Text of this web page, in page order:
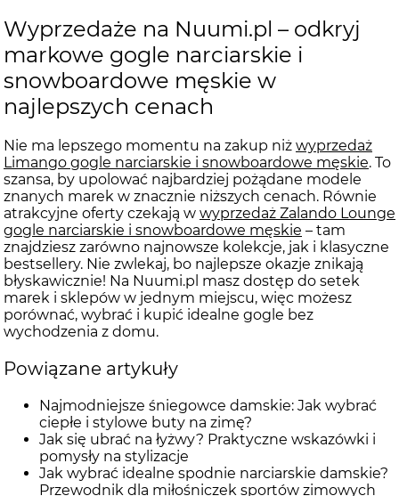
Wyprzedaże na Nuumi.pl – odkryj
markowe gogle narciarskie i
snowboardowe męskie w
najlepszych cenach
Nie ma lepszego momentu na zakup niż wyprzedaż
Limango gogle narciarskie i snowboardowe męskie. To
szansa, by upolować najbardziej pożądane modele
znanych marek w znacznie niższych cenach. Równie
atrakcyjne oferty czekają w wyprzedaż Zalando Lounge
gogle narciarskie i snowboardowe męskie – tam
znajdziesz zarówno najnowsze kolekcje, jak i klasyczne
bestsellery. Nie zwlekaj, bo najlepsze okazje znikają
błyskawicznie! Na Nuumi.pl masz dostęp do setek
marek i sklepów w jednym miejscu, więc możesz
porównać, wybrać i kupić idealne gogle bez
wychodzenia z domu.
Powiązane artykuły
Najmodniejsze śniegowce damskie: Jak wybrać
ciepłe i stylowe buty na zimę?
Jak się ubrać na łyżwy? Praktyczne wskazówki i
pomysły na stylizacje
Jak wybrać idealne spodnie narciarskie damskie?
Przewodnik dla miłośniczek sportów zimowych